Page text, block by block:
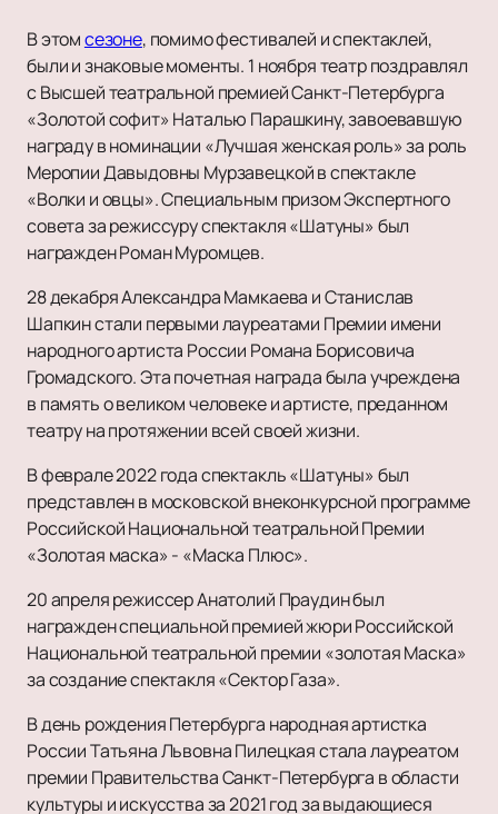
В этомсезоне, помимо фестивалей и спектаклей,
были и знаковые моменты. 1 ноября театр поздравлял
с Высшей театральной премией Санкт-Петербурга
«Золотой софит» Наталью Парашкину, завоевавшую
награду в номинации «Лучшая женская роль» за роль
Меропии Давыдовны Мурзавецкой в спектакле
«Волки и овцы». Специальным призом Экспертного
совета за режиссуру спектакля «Шатуны» был
награжден Роман Муромцев.
28 декабря Александра Мамкаева и Станислав
Шапкин стали первыми лауреатами Премии имени
народного артиста России Романа Борисовича
Громадского. Эта почетная награда была учреждена
в память о великом человеке и артисте, преданном
театру на протяжении всей своей жизни.
В феврале 2022 года спектакль «Шатуны» был
представлен в московской внеконкурсной программе
Российской Национальной театральной Премии
«Золотая маска» - «Маска Плюс».
20 апреля режиссер Анатолий Праудин был
награжден специальной премией жюри Российской
Национальной театральной премии «золотая Маска»
за создание спектакля «Сектор Газа».
В день рождения Петербурга народная артистка
России Татьяна Львовна Пилецкая стала лауреатом
премии Правительства Санкт-Петербурга в области
культуры и искусства за 2021 год за выдающиеся